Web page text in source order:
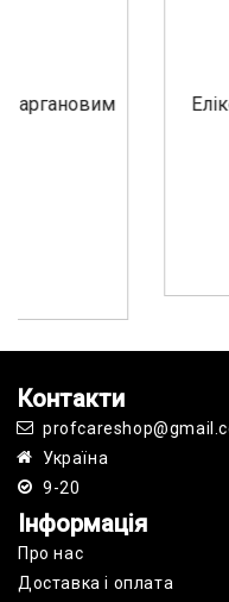
Еліксир з
Контакти
Україна
9-20
Інформація
Про нас
Доставка і оплата